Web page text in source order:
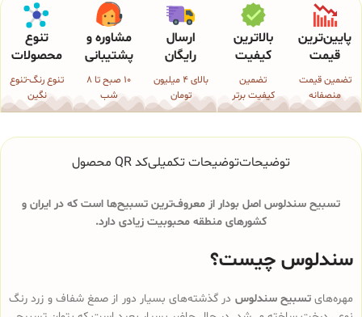
پایین‌ترین
قیمت
تضمین قیمت
منصفانه
بالاترین
کیفیت
تضمین
کیفیت برتر
ارسال
رایگان
بالای 4 میلیون
تومان
مشاوره و
پشتیبانی
10 صبح تا 8
شب
تنوع
محصولات
تنوع رنگ-تنوع
نگین
توضیحاتتوضیحات تکمیلیکد QR محصول
تسبیح سندلوس اصل بودار از معروف‌ترین تسبیح‌ها است که در ایران و
کشورهای منطقه محبوبیت زیادی دارد.
سندلوس چیست؟
مهره‌هایتسبیح سندلوس در گذشته‌های بسیار دور از صمغ شفاف و زرد رنگ